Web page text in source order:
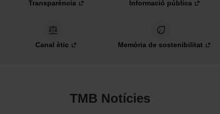
Transparència Informació pública
Canal ètic Memòria de sostenibilitat
TMB Notícies